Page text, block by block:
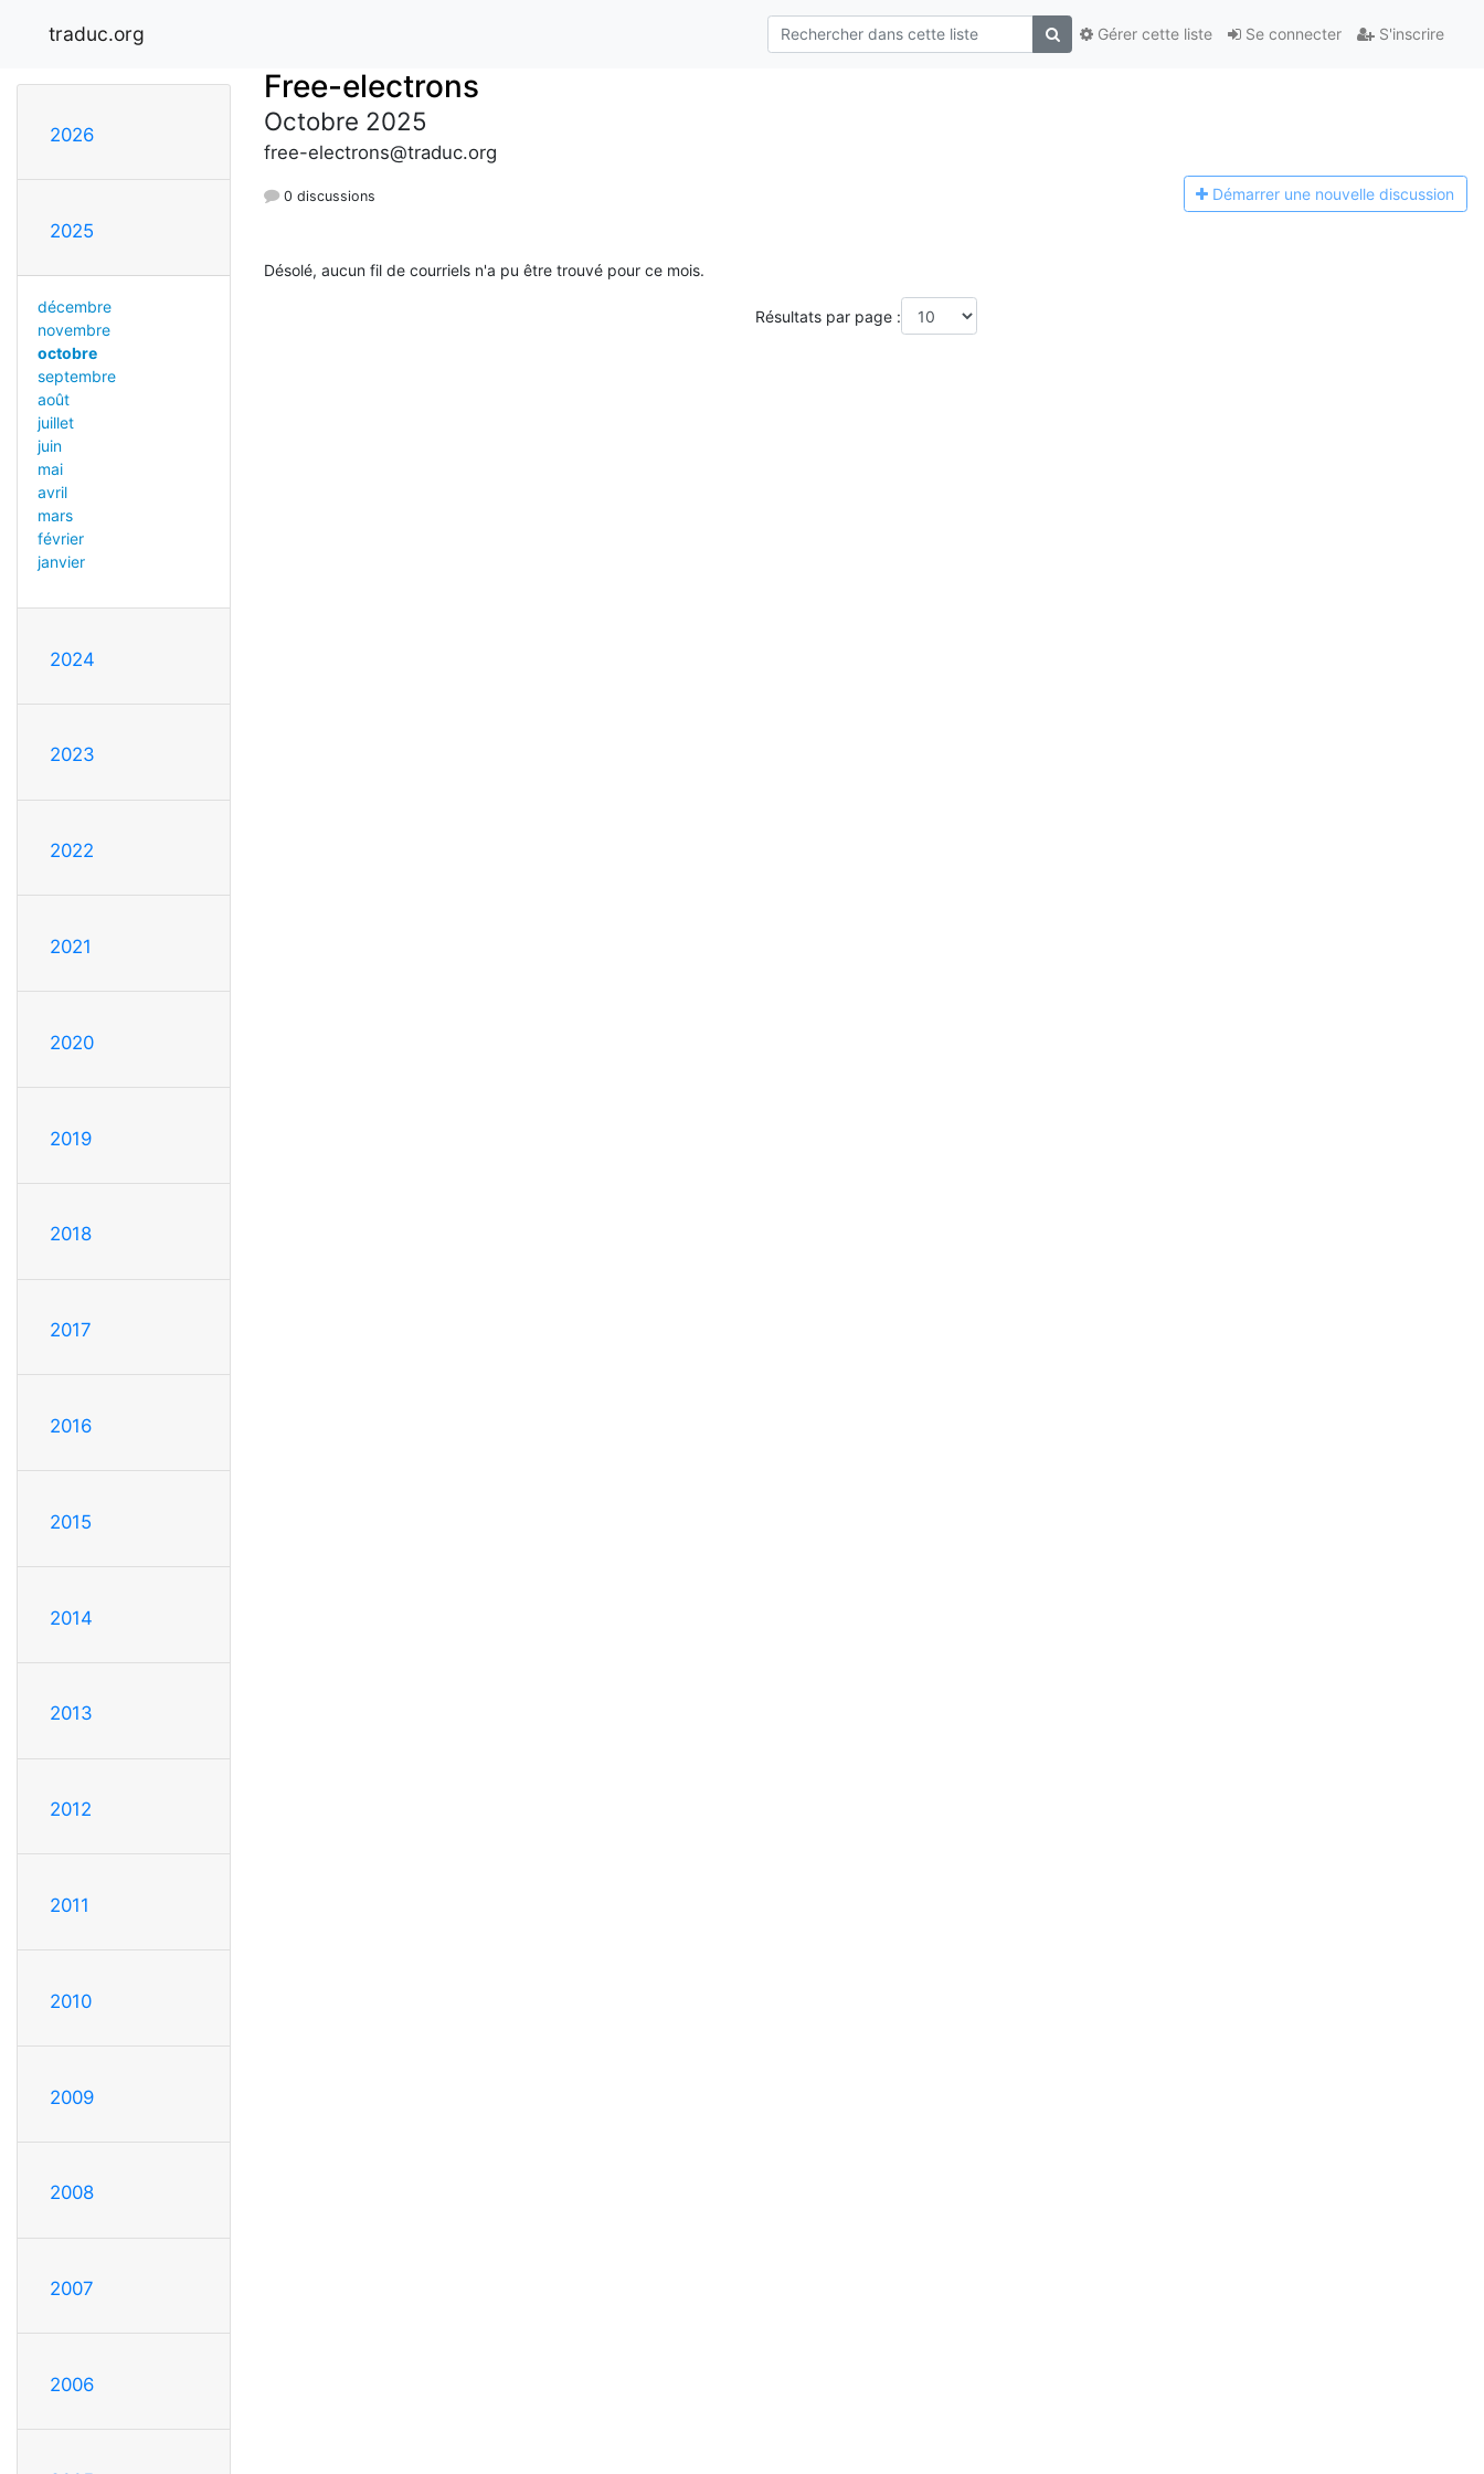
traduc.org Se connecter S'inscrire
Gérer cette liste
2026
2025
décembre
novembre
octobre
septembre
août
juillet
juin
mai
avril
mars
février
janvier
2024
2023
2022
2021
2020
2019
2018
2017
2016
2015
2014
2013
2012
2011
2010
2009
2008
2007
2006
Free-electrons
Octobre 2025
free-electrons@traduc.org
0 discussions Démarrer une nouvelle discussion
Désolé, aucun fil de courriels n'a pu être trouvé pour ce mois.
Résultats par page :